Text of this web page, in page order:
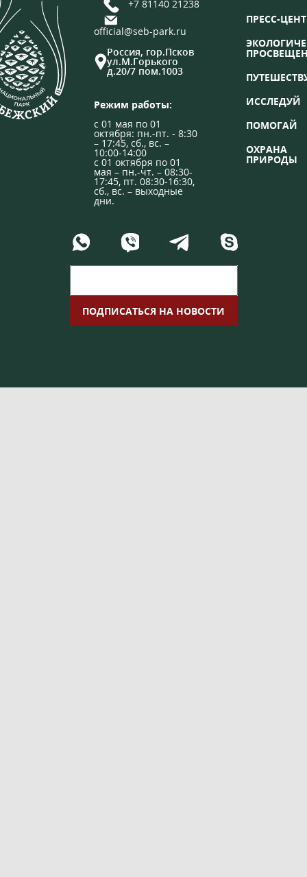
+7 81140 21238
official@seb-park.ru
Россия, гор.Псков
ул.М.Горького
д.20/7 пом.1003
Режим работы:
с 01 мая по 01
октября: пн.-пт. - 8:30
– 17:45, сб., вс. –
10:00-14:00
с 01 октября по 01
мая – пн.-чт. – 08:30-
17:45, пт. 08:30-16:30,
сб., вс. – выходные
дни.
ПРЕСС-
ИССЛЕДУЙ
ПОМОГАЙ
ОХРАНА
ПРИРОДЫ